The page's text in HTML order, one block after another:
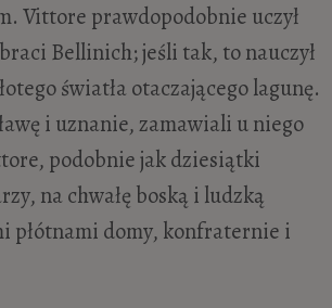
Vittore prawdopodobnie uczył
Bellinich; jeśli tak, to nauczył
światła otaczającego lagunę.
i uznanie, zamawiali u niego
podobnie jak dziesiątki
na chwałę boską i ludzką
płótnami domy, konfraternie i